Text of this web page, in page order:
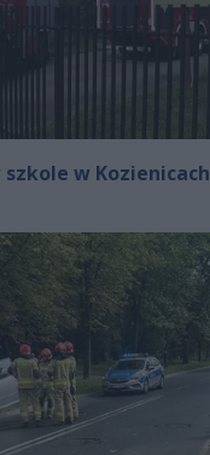
szkole w Kozienicach